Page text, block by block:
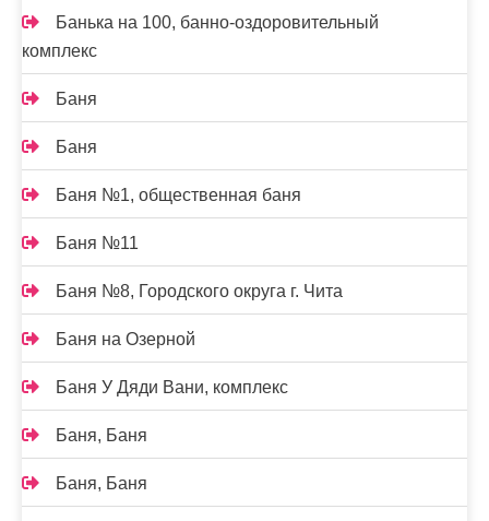
Банька на 100, банно-оздоровительный
комплекс
Баня
Баня
Баня №1, общественная баня
Баня №11
Баня №8, Городского округа г. Чита
Баня на Озерной
Баня У Дяди Вани, комплекс
Баня, Баня
Баня, Баня